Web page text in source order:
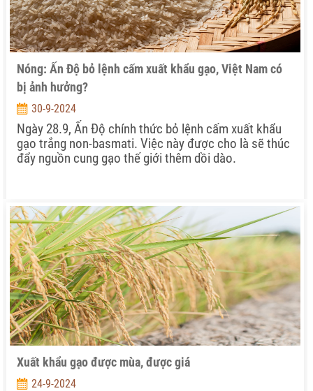
Nóng: Ấn Độ bỏ lệnh cấm xuất khẩu gạo, Việt Nam có
bị ảnh hưởng?
30-9-2024
Ngày 28.9, Ấn Độ chính thức bỏ lệnh cấm xuất khẩu
gạo trắng non-basmati. Việc này được cho là sẽ thúc
đẩy nguồn cung gạo thế giới thêm dồi dào.
Xuất khẩu gạo được mùa, được giá
24-9-2024